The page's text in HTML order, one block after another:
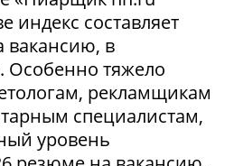
индекс составляет
вакансию, в
Особенно тяжело
рекламщикам
специалистам,
уровень